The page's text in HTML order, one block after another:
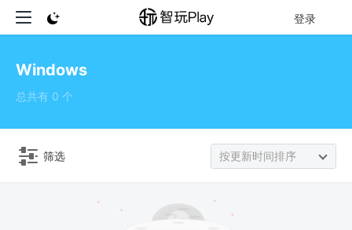
登录
Windows
总共有 0 个
筛选 按更新时间排序